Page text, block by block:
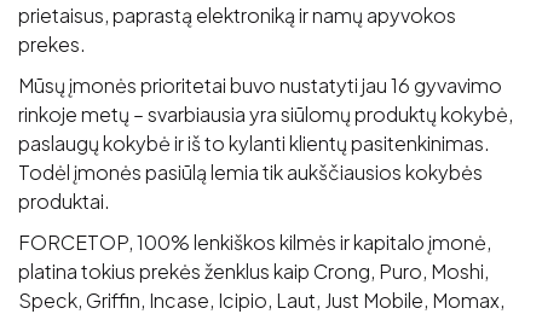
prietaisus, paprastą elektroniką ir namų apyvokos
prekes.
Mūsų įmonės prioritetai buvo nustatyti jau 16 gyvavimo
rinkoje metų – svarbiausia yra siūlomų produktų kokybė,
paslaugų kokybė ir iš to kylanti klientų pasitenkinimas.
Todėl įmonės pasiūlą lemia tik aukščiausios kokybės
produktai.
FORCETOP, 100% lenkiškos kilmės ir kapitalo įmonė,
platina tokius prekės ženklus kaip Crong, Puro, Moshi,
Speck, Griffin, Incase, Icipio, Laut, Just Mobile, Momax,